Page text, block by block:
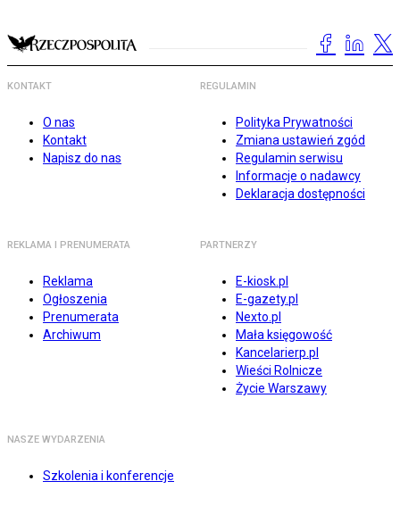
KONTAKT
O nas
Kontakt
Napisz do nas
REGULAMIN
Polityka Prywatności
Zmiana ustawień zgód
Regulamin serwisu
Informacje o nadawcy
Deklaracja dostępności
REKLAMA I PRENUMERATA
Reklama
Ogłoszenia
Prenumerata
Archiwum
PARTNERZY
E-kiosk.pl
E-gazety.pl
Nexto.pl
Mała księgowość
Kancelarierp.pl
Wieści Rolnicze
Życie Warszawy
NASZE WYDARZENIA
Szkolenia i konferencje